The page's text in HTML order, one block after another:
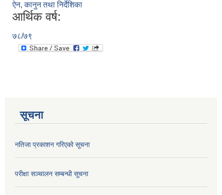
ऐन, कानुन तथा निर्देशिका
आर्थिक वर्ष:
७८/७९
सूचना
नतिजा प्रकाशन गरिएको सूचना
परीक्षा सञ्चालन सम्बन्धी सूचना